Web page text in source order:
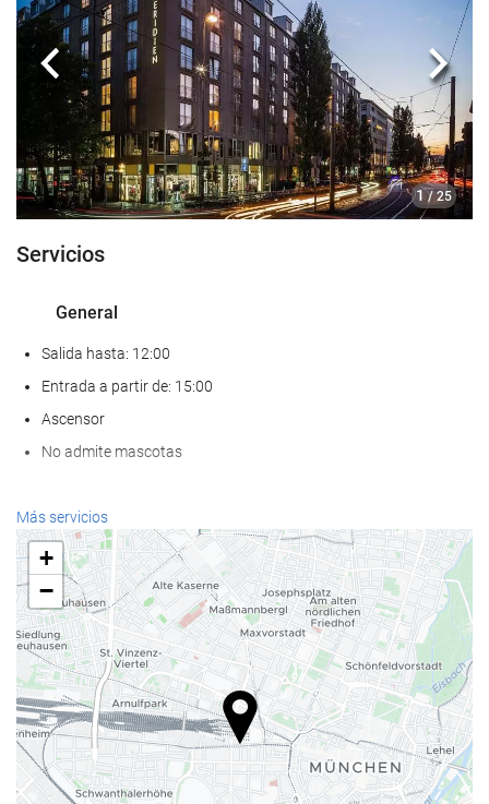
1 / 25
Anterior
Servicios
General
Salida hasta: 12:00
Entrada a partir de: 15:00
Ascensor
No admite mascotas
Bienestar
Spa
Hammam
Sauna
Gimnasio
Servicios de recepción
Recepción 24 horas
Guardaequipaje
Más servicios
+
−